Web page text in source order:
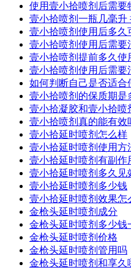
使用壹小拾喷剂后需要
壹小拾喷剂一瓶几毫升
壹小拾喷剂使用后多
壹小拾喷剂使用后需要
壹小拾喷剂提前多久使
壹小拾喷剂使用后需要
如何判断自己是否适合
壹小拾喷剂的保质期是
壹小拾凝胶和壹小拾喷
壹小拾喷剂真的能有效
壹小拾延时喷剂怎么样
壹小拾延时喷剂使用方
壹小拾延时喷剂有副作
壹小拾延时喷剂多久见
壹小拾延时喷剂多少钱
壹小拾延时喷剂效果怎
金枪头延时喷剂成分
金枪头延时喷剂多少钱
金枪头延时喷剂价格
金枪头延时喷剂管用吗
金枪头延时喷剂和享久